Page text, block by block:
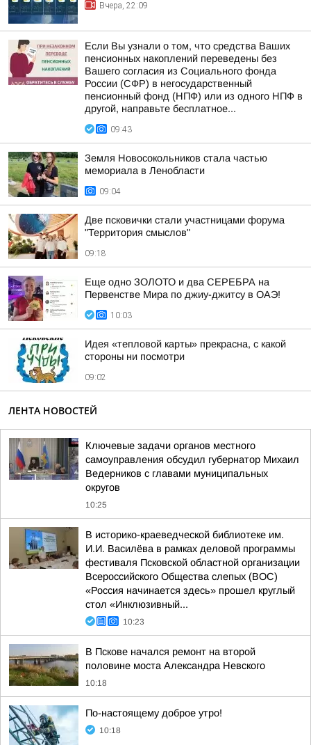
Вчера, 22:09
Если Вы узнали о том, что средства Ваших
пенсионных накоплений переведены без
Вашего согласия из Социального фонда
России (СФР) в негосударственный
пенсионный фонд (НПФ) или из одного НПФ в
другой, направьте бесплатное...
09:43
Земля Новосокольников стала частью
мемориала в Ленобласти
09:04
Две псковички стали участницами форума
"Территория смыслов"
09:18
Еще одно ЗОЛОТО и два СЕРЕБРА на
Первенстве Мира по джиу-джитсу в ОАЭ!
10:03
Идея «тепловой карты» прекрасна, с какой
стороны ни посмотри
09:02
ЛЕНТА НОВОСТЕЙ
Ключевые задачи органов местного
самоуправления обсудил губернатор Михаил
Ведерников с главами муниципальных
округов
10:25
В историко-краеведческой библиотеке им.
И.И. Василёва в рамках деловой программы
фестиваля Псковской областной организации
Всероссийского Общества слепых (ВОС)
«Россия начинается здесь» прошел круглый
стол «Инклюзивный...
10:23
В Пскове начался ремонт на второй
половине моста Александра Невского
10:18
По-настоящему доброе утро!
10:18